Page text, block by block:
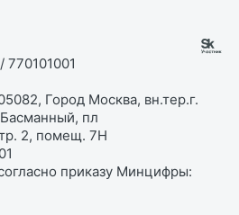
Город Москва, вн.тер.г.
пл
2, помещ. 7Н
приказу Минцифры: